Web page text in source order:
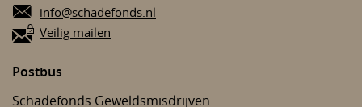
E-mail:
info@schadefonds.nl
Veilig mailen
Postbus
Schadefonds Geweldsmisdrijven